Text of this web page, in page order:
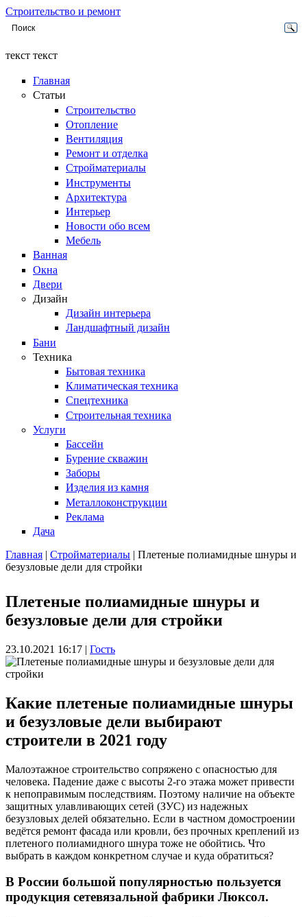
Строительство и ремонт
текст текст
Главная
Статьи
Строительство
Отопление
Вентиляция
Ремонт и отделка
Стройматериалы
Инструменты
Архитектура
Интерьер
Новости обо всем
Мебель
Ванная
Окна
Двери
Дизайн
Дизайн интерьера
Ландшафтный дизайн
Бани
Техника
Бытовая техника
Климатическая техника
Спецтехника
Строительная техника
Услуги
Бассейн
Бурение скважин
Заборы
Изделия из камня
Металлоконструкции
Реклама
Дача
Вы здесь
Главная | Стройматериалы | Плетеные полиамидные шнуры и
безузловые дели для стройки
Плетеные полиамидные шнуры и
безузловые дели для стройки
23.10.2021 16:17 | Гость
Какие плетеные полиамидные шнуры
и безузловые дели выбирают
строители в 2021 году
Малоэтажное строительство сопряжено с опасностью для
человека. Падение даже с высоты 2-го этажа может привести
к непоправимым последствиям. Поэтому наличие на объекте
защитных улавливающих сетей (ЗУС) из надежных
безузловых делей обязательно. Если в частном домостроении
ведётся ремонт фасада или кровли, без прочных креплений из
плетеного полиамидного шнура тоже не обойтись. Что
выбрать в каждом конкретном случае и куда обратиться?
В России большой популярностью пользуется
продукция сетевязальной фабрики Люксол.